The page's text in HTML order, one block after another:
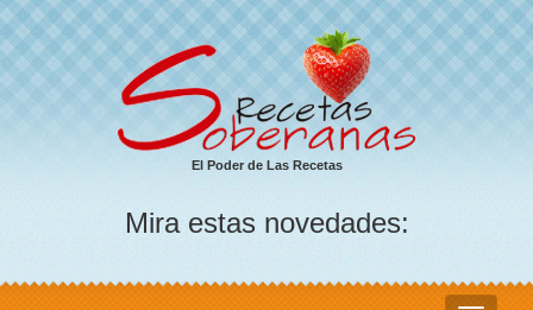
El Poder de Las Recetas
Mira estas novedades: